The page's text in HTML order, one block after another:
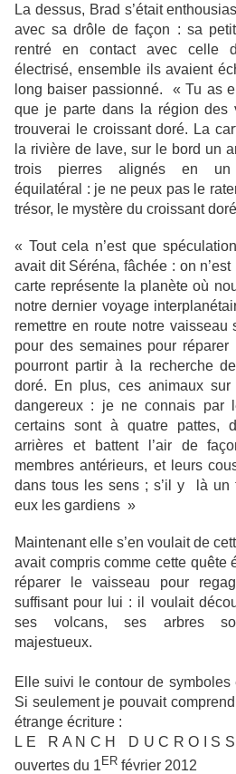
La dessus, Brad s’était
avec sa drôle de façon : sa
rentré en contact avec celle
électrisé, ensemble ils avaient
long baiser passionné. « Tu as
que je parte dans la région des
trouverai le croissant doré. La
la rivière de lave, sur le bord un
trois pierres alignés en un
équilatéral : je ne peux pas le
trésor, le mystère du croissant
« Tout cela n’est que
avait dit Séréna, fâchée : on
carte représente la planète où
notre dernier voyage
remettre en route notre
pour des semaines pour réparer
pourront partir à la recherche
doré. En plus, ces animaux
dangereux : je ne connais par
certains sont à quatre pattes,
arrières et battent l’air de
membres antérieurs, et leurs
dans tous les sens ; s’il y là un
eux les gardiens »
Maintenant elle s’en voulait de
avait compris comme cette quête
réparer le vaisseau pour
suffisant pour lui : il voulait
ses volcans, ses arbres
majestueux.
Elle suivi le contour de symboles
Si seulement je pouvait
étrange écriture :
L E R A N C H D U C R O I S
ouvertes du 1ER février 2012